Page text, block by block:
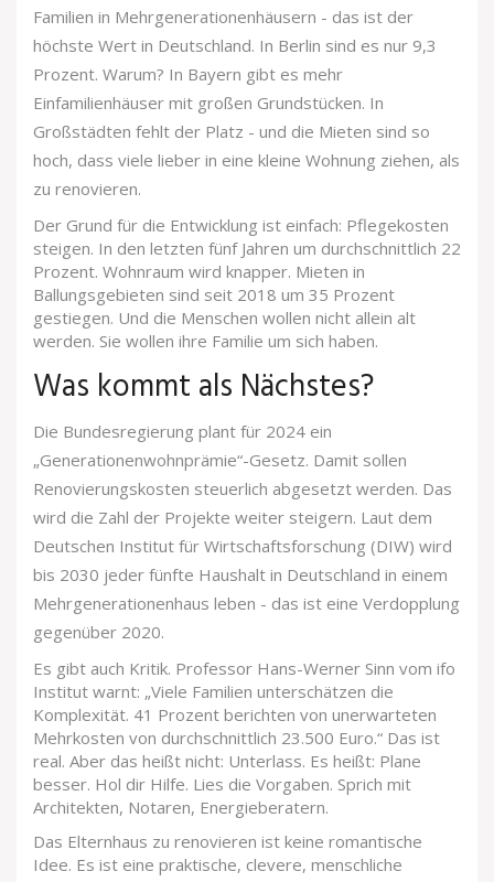
Familien in Mehrgenerationenhäusern - das ist der
höchste Wert in Deutschland. In Berlin sind es nur 9,3
Prozent. Warum? In Bayern gibt es mehr
Einfamilienhäuser mit großen Grundstücken. In
Großstädten fehlt der Platz - und die Mieten sind so
hoch, dass viele lieber in eine kleine Wohnung ziehen, als
zu renovieren.
Der Grund für die Entwicklung ist einfach: Pflegekosten
steigen. In den letzten fünf Jahren um durchschnittlich 22
Prozent. Wohnraum wird knapper. Mieten in
Ballungsgebieten sind seit 2018 um 35 Prozent
gestiegen. Und die Menschen wollen nicht allein alt
werden. Sie wollen ihre Familie um sich haben.
Was kommt als Nächstes?
Die Bundesregierung plant für 2024 ein
„Generationenwohnprämie“-Gesetz. Damit sollen
Renovierungskosten steuerlich abgesetzt werden. Das
wird die Zahl der Projekte weiter steigern. Laut dem
Deutschen Institut für Wirtschaftsforschung (DIW) wird
bis 2030 jeder fünfte Haushalt in Deutschland in einem
Mehrgenerationenhaus leben - das ist eine Verdopplung
gegenüber 2020.
Es gibt auch Kritik. Professor Hans-Werner Sinn vom ifo
Institut warnt: „Viele Familien unterschätzen die
Komplexität. 41 Prozent berichten von unerwarteten
Mehrkosten von durchschnittlich 23.500 Euro.“ Das ist
real. Aber das heißt nicht: Unterlass. Es heißt: Plane
besser. Hol dir Hilfe. Lies die Vorgaben. Sprich mit
Architekten, Notaren, Energieberatern.
Das Elternhaus zu renovieren ist keine romantische
Idee. Es ist eine praktische, clevere, menschliche